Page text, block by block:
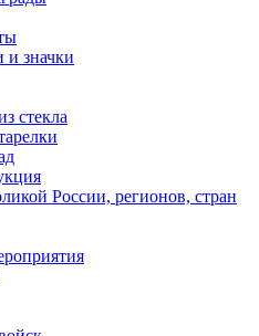
и значки
стекла
России, регионов, стран